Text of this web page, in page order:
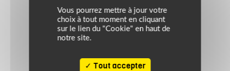
Huile 4T KATANA SCOOT
Vous pourrez mettre à jour votre
choix à tout moment en cliquant
sur le lien du "Cookie" en haut de
notre site.
Tout accepter